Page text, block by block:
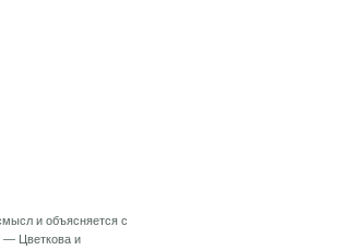
и объясняется с
— Цветкова и